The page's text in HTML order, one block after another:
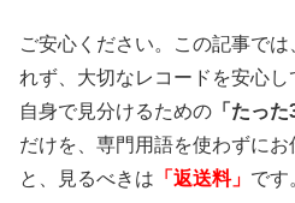
ご安心ください。この記事で
れず、大切なレコードを安心
自身で見分けるための 「たっ
だけを、専門用語を使わずに
と、見るべきは 「返送料」 です